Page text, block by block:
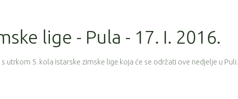
lige - Pula - 17. I. 2016.
utrkom 5. kola Istarske zimske lige koja će se održati ove nedjelje u Puli.